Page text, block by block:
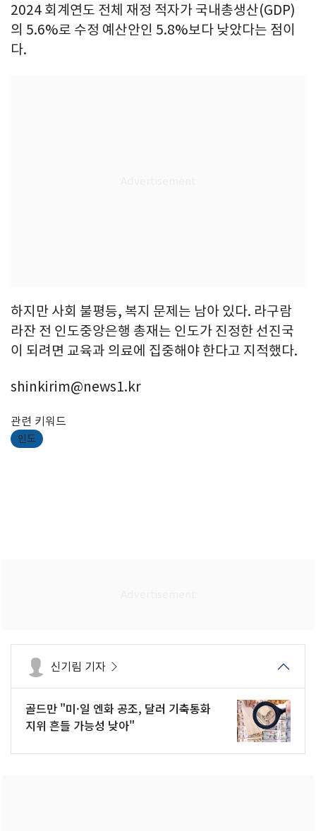
2024 회계연도 전체 재정 적자가 국내총생산(GDP)
의 5.6%로 수정 예산안인 5.8%보다 낮았다는 점이
다.
하지만 사회 불평등, 복지 문제는 남아 있다. 라구람
라잔 전 인도중앙은행 총재는 인도가 진정한 선진국
이 되려면 교육과 의료에 집중해야 한다고 지적했다.
shinkirim@news1.kr
관련 키워드
인도
신기림 기자
골드만 "미·일 엔화 공조, 달러 기축통화
지위 흔들 가능성 낮아"